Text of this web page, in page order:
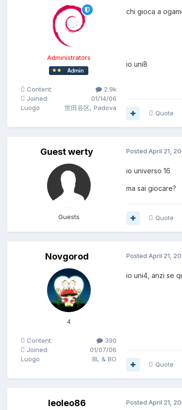
Administrators
Content:
2.9k
Joined:
01/14/06
Luogo
世田谷区, Padova
chi gioca a
io uni8
Quote
Guest werty
Guests
Posted April 21,
io universo 16
ma sai giocare?
Quote
Novgorod
4
Content:
390
Joined:
01/07/06
Luogo
BL & BO
Posted April 21,
io uni4, anzi se
Quote
leoleo86 Posted April 21,